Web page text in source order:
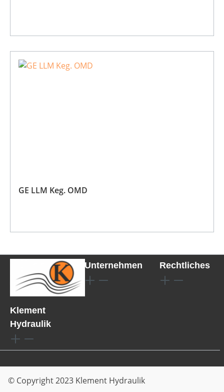
GE LLM Keg. OMD
Klement
Hydraulik
Unternehmen Rechtliches
© Copyright 2023 Klement Hydraulik